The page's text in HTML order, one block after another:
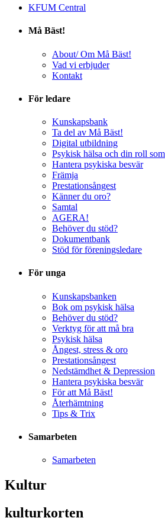
KFUM Central
Må Bäst!
About/ Om Må Bäst!
Vad vi erbjuder
Kontakt
För ledare
Kunskapsbank
Ta del av Må Bäst!
Digital utbildning
Psykisk hälsa och din roll
Hantera psykiska besvär
Främja
Prestationsångest
Känner du oro?
Samtal
AGERA!
Behöver du stöd?
Dokumentbank
Stöd för föreningsledare
För unga
Kunskapsbanken
Bok om psykisk hälsa
Behöver du stöd?
Verktyg för att må bra
Psykisk hälsa
Ångest, stress & oro
Prestationsångest
Nedstämdhet & Depression
Hantera psykiska besvär
För att Må Bäst!
Återhämtning
Tips & Trix
Samarbeten
Samarbeten
Kultur
kulturkorten